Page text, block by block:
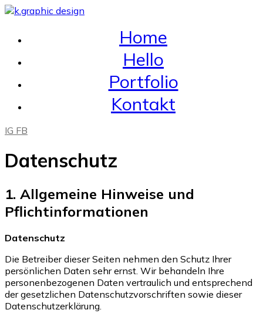
Home
Hello
Portfolio
Kontakt
IG FB
Datenschutz
1. Allgemeine Hinweise und
Pflichtinformationen
Datenschutz
Die Betreiber dieser Seiten nehmen den Schutz Ihrer
persönlichen Daten sehr ernst. Wir behandeln Ihre
personenbezogenen Daten vertraulich und entsprechend
der gesetzlichen Datenschutzvorschriften sowie dieser
Datenschutzerklärung.